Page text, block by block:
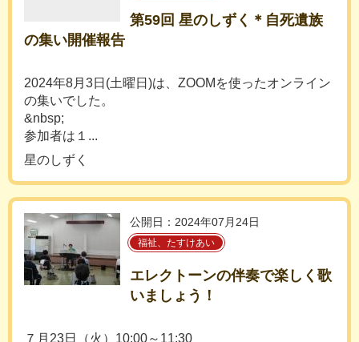
第59回 星のしずく＊自死遺族
の集い開催報告
2024年8月3日(土曜日)は、ZOOMを使ったオンライン
の集いでした。
&nbsp;
参加者は１...
星のしずく
公開日：2024年07月24日
福祉、たすけあい
エレクトーンの伴奏で楽しく歌
いましょう！
７月23日（火）10:00～11:30